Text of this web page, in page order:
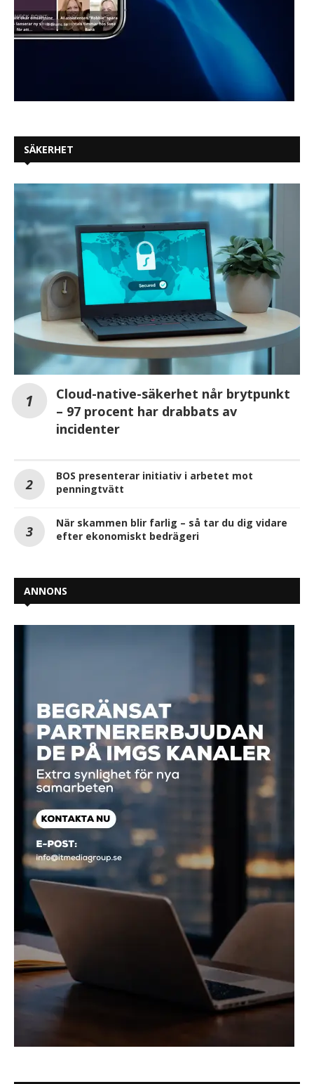
SÄKERHET
Cloud-native-säkerhet når brytpunkt
– 97 procent har drabbats av
incidenter
BOS presenterar initiativ i arbetet mot
penningtvätt
När skammen blir farlig – så tar du dig vidare
efter ekonomiskt bedrägeri
ANNONS